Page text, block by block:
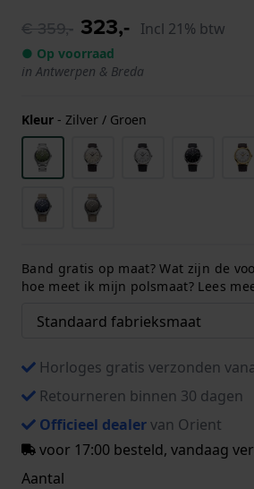
€ 359,- 323,- Incl 21% btw
● Op voorraad
in Antwerpen & Breda
Kleur - Zilver / Groen
Band gratis op maat? Wat zijn de
hoe meet ik mijn polsmaat? Lees
Horloges gratis verzonden
Retourneren binnen 30 dagen
Officieel dealervan Orient
voor 17:00 besteld, vandaag
Aantal